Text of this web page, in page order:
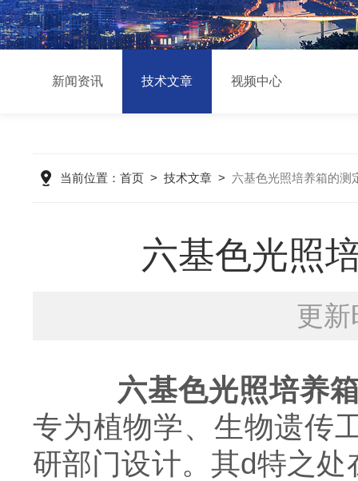
新闻资讯 技术文章 视频中心
当前位置： 首页> 技术文章> 六基色光照培养箱的测
六基色光照
更
六基色光照培养
专为植物学、生物遗传
研部门设计。其d特之